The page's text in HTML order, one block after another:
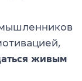
живым